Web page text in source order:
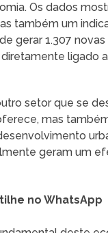
Os dados
também um
gerar 1.307
ligado
setor que se
mas
geram um
no WhatsApp